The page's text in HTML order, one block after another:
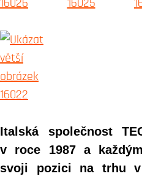
Italská společnost
v roce 1987 a
svoji pozici na trhu